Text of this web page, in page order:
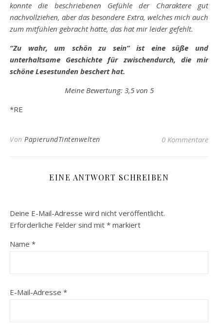
konnte die beschriebenen Gefühle der Charaktere gut
nachvollziehen, aber das besondere Extra, welches mich auch
zum mitfühlen gebracht hätte, das hat mir leider gefehlt.
“Zu wahr, um schön zu sein” ist eine süße und
unterhaltsame Geschichte für zwischendurch, die mir
schöne Lesestunden beschert hat.
Meine Bewertung: 3,5 von 5
*RE
Von PapierundTintenwelten 0 Kommentare
EINE ANTWORT SCHREIBEN
Deine E-Mail-Adresse wird nicht veröffentlicht.
Erforderliche Felder sind mit * markiert
Name *
E-Mail-Adresse *